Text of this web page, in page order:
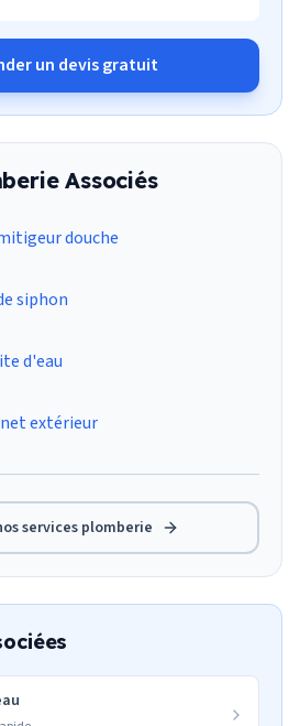
un devis gratuit
Associés
douche
siphon
d'eau
extérieur
services plomberie